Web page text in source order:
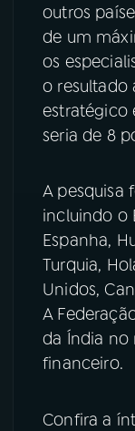
outros
de um
os
o resultado
estratégico
seria de 8
A pesquisa
incluindo o
Espanha,
Turquia,
Unidos,
A
da Índia no
financeiro.
Confira a